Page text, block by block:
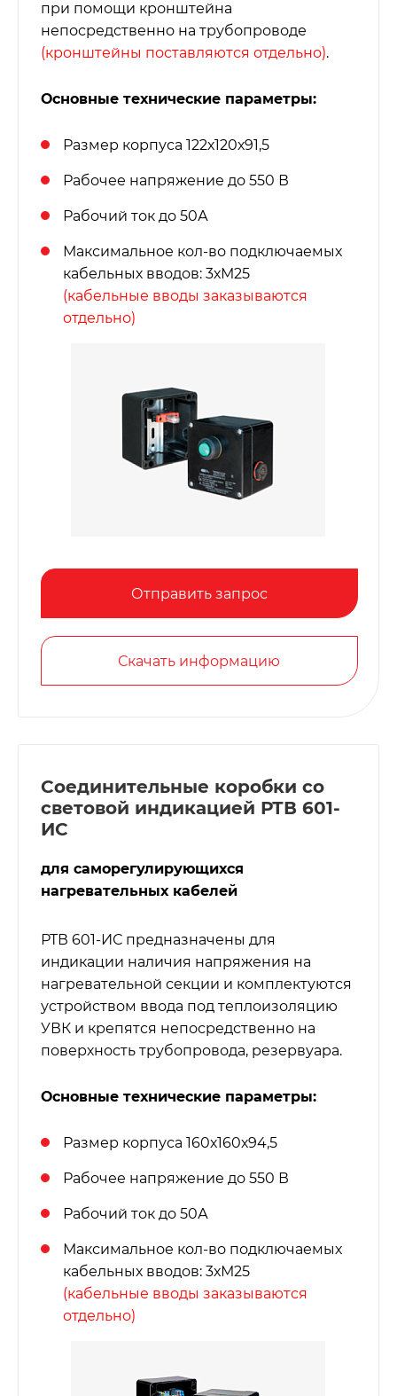
при помощи кронштейна
непосредственно на трубопроводе
(кронштейны поставляются отдельно).
Основные технические параметры:
Размер корпуса 122х120х91,5
Рабочее напряжение до 550 В
Рабочий ток до 50А
Максимальное кол-во подключаемых
кабельных вводов: 3хМ25
(кабельные вводы заказываются
отдельно)
Отправить запрос
Скачать информацию
Соединительные коробки со
световой индикацией РТВ 601-
ИС
для саморегулирующихся
нагревательных кабелей
РТВ 601-ИС предназначены для
индикации наличия напряжения на
нагревательной секции и комплектуются
устройством ввода под теплоизоляцию
УВК и крепятся непосредственно на
поверхность трубопровода, резервуара.
Основные технические параметры:
Размер корпуса 160х160х94,5
Рабочее напряжение до 550 В
Рабочий ток до 50А
Максимальное кол-во подключаемых
кабельных вводов: 3хМ25
(кабельные вводы заказываются
отдельно)